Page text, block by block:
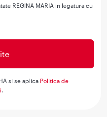
REGINA MARIA in legatura cu
si se aplica Politica de